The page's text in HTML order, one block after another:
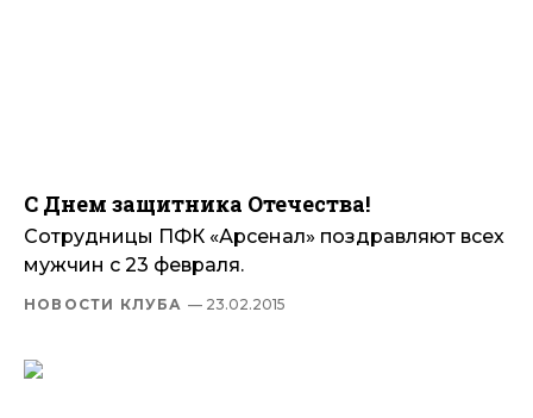
С Днем защитника Отечества!
Сотрудницы ПФК «Арсенал» поздравляют всех
мужчин с 23 февраля.
НОВОСТИ КЛУБА — 23.02.2015